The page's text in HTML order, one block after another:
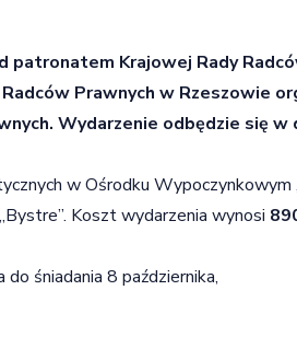
patronatem Krajowej Rady
Prawnych w Rzeszowie
Wydarzenie odbędzie się w
w Ośrodku Wypoczynkowym
Koszt wydarzenia wynosi
śniadania 8 października,